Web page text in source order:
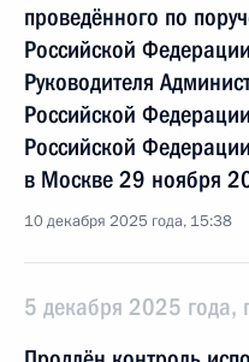
проведённого по
Российской
Руководителя
Российской
Российской
в Москве 29 ноября
10 декабря 2025 года, 15:38
5 декабря 2025 года,